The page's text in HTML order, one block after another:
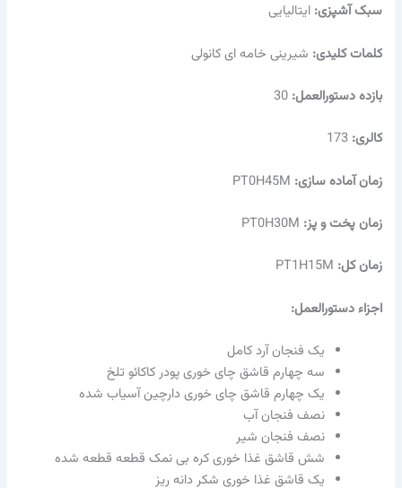
سبک آشپزی:ایتالیایی
کلمات کلیدی: شیرینی خامه ای کانولی
بازده دستورالعمل:30
کالری:173
زمان آماده سازی: PT0H45M
زمان پخت و پز: PT0H30M
زمان کل: PT1H15M
اجزاء دستورالعمل:
یک فنجان آرد کامل
سه چهارم قاشق چای خوری پودر کاکائو تلخ
یک چهارم قاشق چای خوری دارچین آسیاب شده
نصف فنجان آب
نصف فنجان شیر
شش قاشق غذا خوری کره بی نمک قطعه قطعه شده
یک قاشق غذا خوری شکر دانه ریز